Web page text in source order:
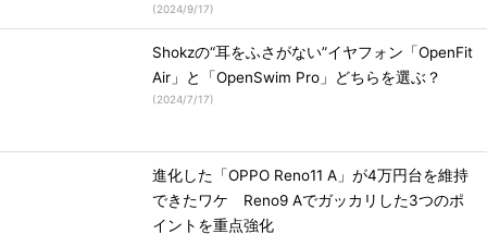
(2024/9/17)
Shokzの“耳をふさがない”イヤフォン「OpenFit
Air」と「OpenSwim Pro」どちらを選ぶ？
(2024/7/17)
進化した「OPPO Reno11 A」が4万円台を維持
できたワケ Reno9 Aでガッカリした3つのポ
イントを重点強化